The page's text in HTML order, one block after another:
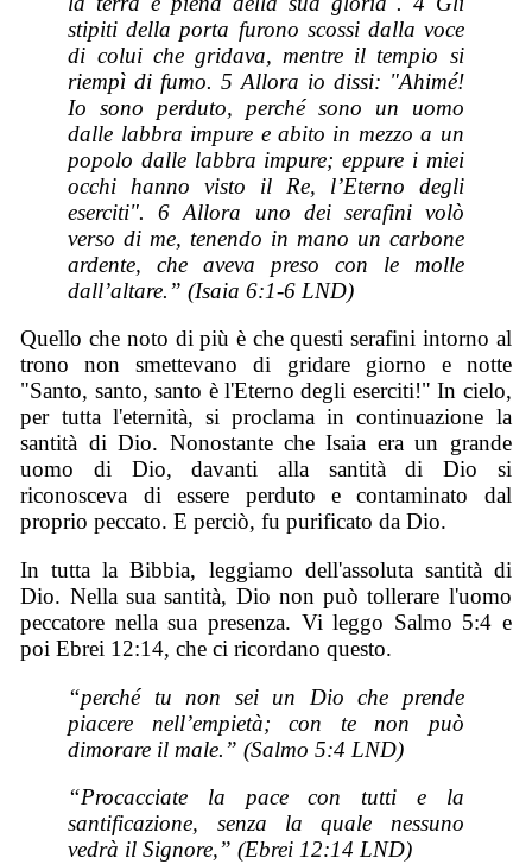
stipiti della porta furono scossi dalla voce
di colui che gridava, mentre il tempio si
riempì di fumo. 5 Allora io dissi: "Ahimé!
Io sono perduto, perché sono un uomo
dalle labbra impure e abito in mezzo a un
popolo dalle labbra impure; eppure i miei
occhi hanno visto il Re, l’Eterno degli
eserciti". 6 Allora uno dei serafini volò
verso di me, tenendo in mano un carbone
ardente, che aveva preso con le molle
dall’altare.” (Isaia 6:1-6 LND)
Quello che noto di più è che questi serafini intorno al
trono non smettevano di gridare giorno e notte
"Santo, santo, santo è l'Eterno degli eserciti!" In cielo,
per tutta l'eternità, si proclama in continuazione la
santità di Dio. Nonostante che Isaia era un grande
uomo di Dio, davanti alla santità di Dio si
riconosceva di essere perduto e contaminato dal
proprio peccato. E perciò, fu purificato da Dio.
In tutta la Bibbia, leggiamo dell'assoluta santità di
Dio. Nella sua santità, Dio non può tollerare l'uomo
peccatore nella sua presenza. Vi leggo Salmo 5:4 e
poi Ebrei 12:14, che ci ricordano questo.
“perché tu non sei un Dio che prende
piacere nell’empietà; con te non può
dimorare il male.” (Salmo 5:4 LND)
“Procacciate la pace con tutti e la
santificazione, senza la quale nessuno
vedrà il Signore,” (Ebrei 12:14 LND)